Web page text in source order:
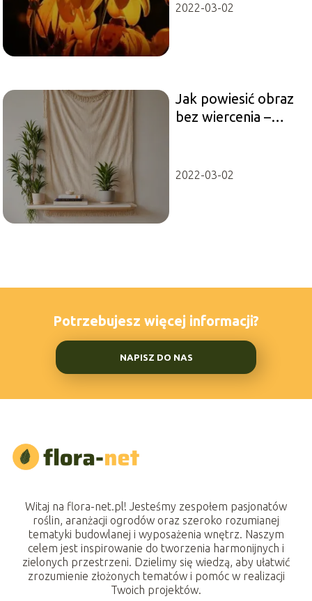
2022-03-02
Jak powiesić obraz
bez wiercenia –
2022-03-02
Potrzebujesz więcej informacji?
NAPISZ DO NAS
Witaj na flora-net.pl! Jesteśmy zespołem pasjonatów
roślin, aranżacji ogrodów oraz szeroko rozumianej
tematyki budowlanej i wyposażenia wnętrz. Naszym
celem jest inspirowanie do tworzenia harmonijnych i
zielonych przestrzeni. Dzielimy się wiedzą, aby ułatwić
zrozumienie złożonych tematów i pomóc w realizacji
Twoich projektów.